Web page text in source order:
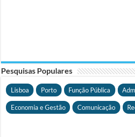
Pesquisas Populares
Lisboa Porto Função Pública
Economia e Gestão Comunicação